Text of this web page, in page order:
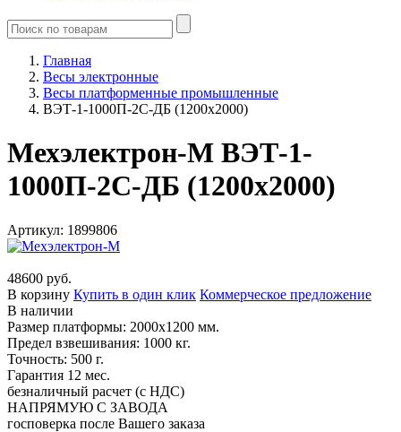
Главная
Весы электронные
Весы платформенные промышленные
ВЭТ-1-1000П-2С-ДБ (1200х2000)
Мехэлектрон-М ВЭТ-1-
1000П-2С-ДБ (1200х2000)
Артикул: 1899806
48600 руб.
В корзину Купить в один клик Коммерческое предложение
В наличии
Размер платформы: 2000х1200 мм.
Предел взвешивания: 1000 кг.
Точность: 500 г.
Гарантия 12 мес.
безналичный расчет (с НДС)
НАПРЯМУЮ С ЗАВОДА
госповерка после Вашего заказа